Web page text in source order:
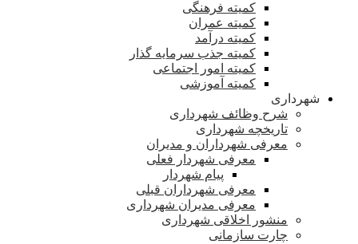
کمیته فرهنگی
کمیته عمران
کمیته درآمد
کمیته جذب سرمایه گذار
کمیته امور اجتماعی
کمیته آموزشی
شهرداری
شرح وظائف شهرداری
تاریخچه شهرداری
معرفی شهرداران و مدیران
معرفی شهردار فعلی
پیام شهردار
معرفی شهرداران قبلی
معرفی مدیران شهرداری
منشور اخلاقی شهرداری
چارت سازمانی